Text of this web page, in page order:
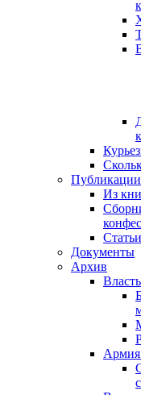
Публикации
Из
Документы
Архив
Власть
Армия